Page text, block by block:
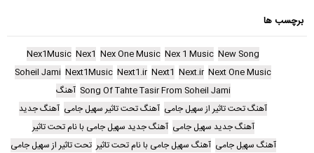
برچسب ها
New Song
Nex 1 Music
Nex One Music
Nex1
Nex1Music
Next One Music
Next.ir
Next1
Next1.ir
Next1Music
Soheil Jami
Song Of Tahte Tasir From Soheil Jami آهنگ
آهنگ تحت تاثیر از سهیل جامی آهنگ تحت تاثیر سهیل جامی آهنگ جدید
آهنگ جدید سهیل جامی آهنگ جدید سهیل جامی با نام تحت تاثیر
آهنگ سهیل جامی آهنگ سهیل جامی با نام تحت تاثیر تحت تاثیر از سهیل جامی